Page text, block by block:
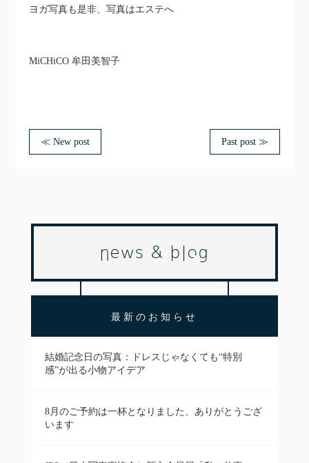
ヨガ写真も是非、写真はエステへ
MiCHiCO 牟田美智子
≪ New post Past post ≫
news & blog
最新のお知らせ
結婚記念日の写真：ドレスじゃなくても“特別
感”が出る小物アイデア
8月のご予約は一杯となりました、ありがとうござ
います